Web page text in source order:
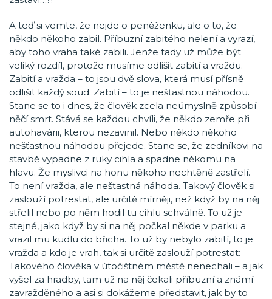
A teď si vemte, že nejde o peněženku, ale o to, že
někdo někoho zabil. Příbuzní zabitého nelení a vyrazí,
aby toho vraha také zabili. Jenže tady už může být
veliký rozdíl, protože musíme odlišit zabití a vraždu.
Zabití a vražda – to jsou dvě slova, která musí přísně
odlišit každý soud. Zabití – to je nešťastnou náhodou.
Stane se to i dnes, že člověk zcela neúmyslně způsobí
něčí smrt. Stává se každou chvíli, že někdo zemře při
autohavárii, kterou nezavinil. Nebo někdo někoho
nešťastnou náhodou přejede. Stane se, že zedníkovi na
stavbě vypadne z ruky cihla a spadne někomu na
hlavu. Že myslivci na honu někoho nechtěně zastřelí.
To není vražda, ale nešťastná náhoda. Takový člověk si
zaslouží potrestat, ale určitě mírněji, než když by na něj
střelil nebo po něm hodil tu cihlu schválně. To už je
stejné, jako když by si na něj počkal někde v parku a
vrazil mu kudlu do břicha. To už by nebylo zabití, to je
vražda a kdo je vrah, tak si určitě zaslouží potrestat:
Takového člověka v útočištném městě nenechali – a jak
vyšel za hradby, tam už na něj čekali příbuzní a známí
zavražděného a asi si dokážeme představit, jak by to